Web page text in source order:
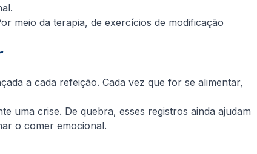
meio da terapia, de exercícios de modificação
a cada refeição. Cada vez que for se alimentar,
uma crise. De quebra, esses registros ainda ajudam
o comer emocional.